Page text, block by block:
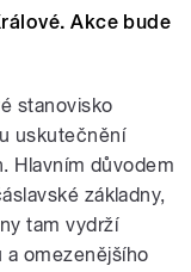
Akce bude
stanovisko
uskutečnění
Hlavním důvodem
základny,
tam vydrží
omezenějšího